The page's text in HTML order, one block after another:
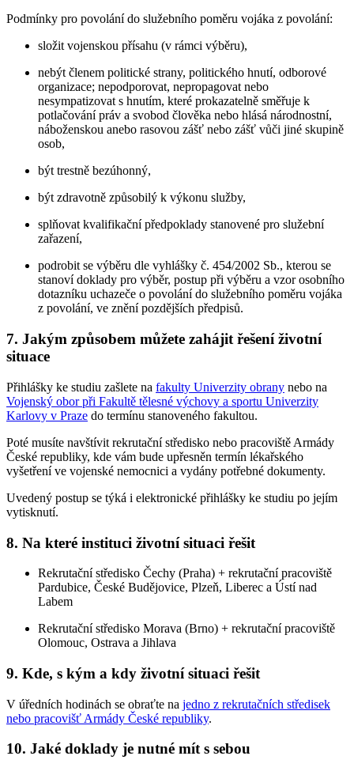
Podmínky pro povolání do služebního poměru vojáka z povolání:
složit vojenskou přísahu (v rámci výběru),
nebýt členem politické strany, politického hnutí, odborové
organizace; nepodporovat, nepropagovat nebo
nesympatizovat s hnutím, které prokazatelně směřuje k
potlačování práv a svobod člověka nebo hlásá národnostní,
náboženskou anebo rasovou zášť nebo zášť vůči jiné skupině
osob,
být trestně bezúhonný,
být zdravotně způsobilý k výkonu služby,
splňovat kvalifikační předpoklady stanovené pro služební
zařazení,
podrobit se výběru dle vyhlášky č. 454/2002 Sb., kterou se
stanoví doklady pro výběr, postup při výběru a vzor osobního
dotazníku uchazeče o povolání do služebního poměru vojáka
z povolání, ve znění pozdějších předpisů.
7. Jakým způsobem můžete zahájit řešení životní
situace
Přihlášky ke studiu zašlete na fakulty Univerzity obrany nebo na
Vojenský obor při Fakultě tělesné výchovy a sportu Univerzity
Karlovy v Praze do termínu stanoveného fakultou.
Poté musíte navštívit rekrutační středisko nebo pracoviště Armády
České republiky, kde vám bude upřesněn termín lékařského
vyšetření ve vojenské nemocnici a vydány potřebné dokumenty.
Uvedený postup se týká i elektronické přihlášky ke studiu po jejím
vytisknutí.
8. Na které instituci životní situaci řešit
Rekrutační středisko Čechy (Praha) + rekrutační pracoviště
Pardubice, České Budějovice, Plzeň, Liberec a Ústí nad
Labem
Rekrutační středisko Morava (Brno) + rekrutační pracoviště
Olomouc, Ostrava a Jihlava
9. Kde, s kým a kdy životní situaci řešit
V úředních hodinách se obraťte na jedno z rekrutačních středisek
nebo pracovišť Armády České republiky.
10. Jaké doklady je nutné mít s sebou